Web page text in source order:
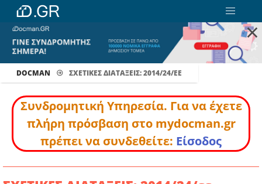
×
DOCMAN ΣΧΕΤΙΚΕΣ ΔΙΑΤΑΞΕΙΣ: 2014/24/ΕΕ
Συνδρομητική Υπηρεσία. Για να έχετε
πλήρη πρόσβαση στο mydocman.gr
πρέπει να συνδεθείτε: Είσοδος